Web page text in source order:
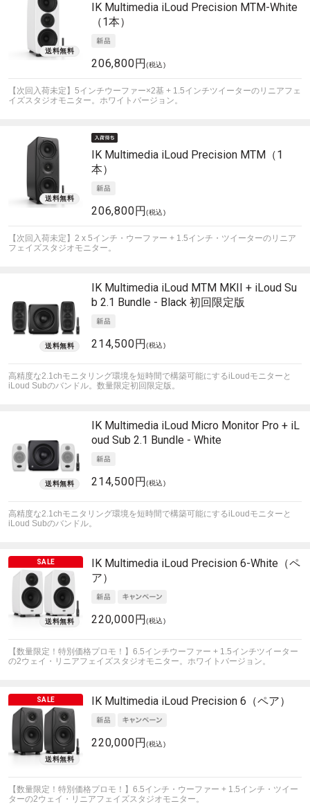
IK Multimedia iLoud Precision MTM-White
（1本）
206,800円(税込)
【次回入荷未定】5インチウーファー×2基 + 1.5インチツイーターのリニアフェ
イズスタジオモニター。ホワイトバージョン。
IK Multimedia iLoud Precision MTM（1
本）
206,800円(税込)
【次回入荷未定】2 x 5インチ・ウーファー + 1.5インチ・ツイーターのリニア
フェイズスタジオモニター。
IK Multimedia iLoud MTM MKII + iLoud Su
b 2.1 Bundle - Black 初回限定版
214,500円(税込)
高精度な2.1chモニタリング環境を短時間で構築可能にするiLoudモニターと
iLoud Subのバンドル。数量限定初回限定版。
IK Multimedia iLoud Micro Monitor Pro + iL
oud Sub 2.1 Bundle - White
214,500円(税込)
高精度な2.1chモニタリング環境を短時間で構築可能にするiLoudモニターと
iLoud Subのバンドル。
IK Multimedia iLoud Precision 6-White（ペ
ア）
220,000円(税込)
【数量限定！特別価格プロモ！】6.5インチウーファー + 1.5インチツイーター
の2ウェイ・リニアフェイズスタジオモニター。ホワイトバージョン。
IK Multimedia iLoud Precision 6（ペア）
220,000円(税込)
【数量限定！特別価格プロモ！】6.5インチ・ウーファー + 1.5インチ・ツイー
ターの2ウェイ・リニアフェイズスタジオモニター。